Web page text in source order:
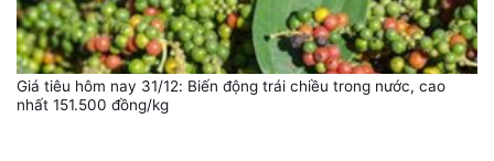
Giá tiêu hôm nay 31/12: Biến động trái chiều trong nước, cao
nhất 151.500 đồng/kg